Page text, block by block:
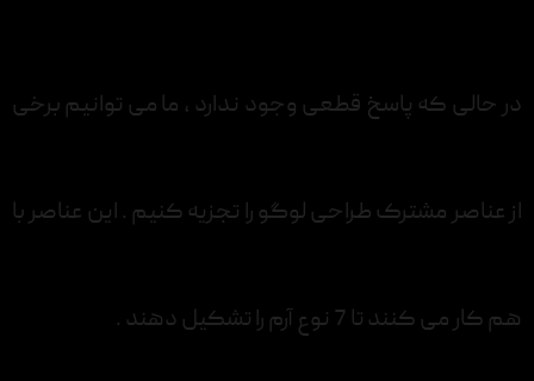
در حالی که پاسخ قطعی وجود ندارد ، ما می توانیم برخی
از عناصر مشترک طراحی لوگو را تجزیه کنیم . این عناصر با
هم کار می کنند تا 7 نوع آرم را تشکیل دهند .